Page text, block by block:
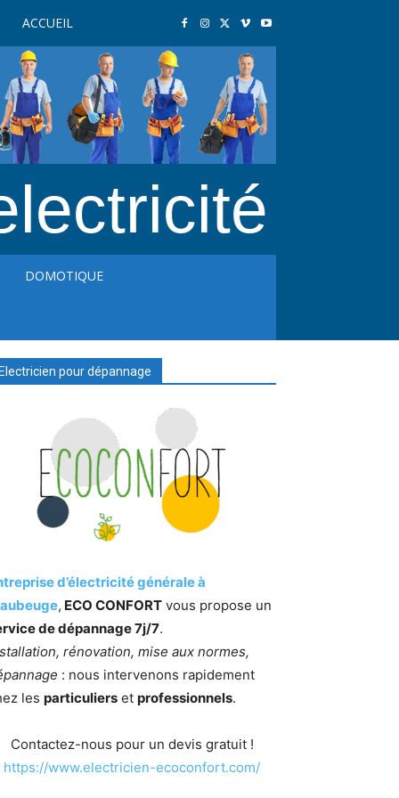
ACCUEIL
DOMOTIQUE
pour dépannage
d’électricité générale à
, ECO CONFORT vous propose un
de dépannage 7j/7.
rénovation, mise aux normes,
: nous intervenons rapidement
les particuliers et professionnels.
Contactez-nous pour un devis gratuit !
https://www.electricien-ecoconfort.com/